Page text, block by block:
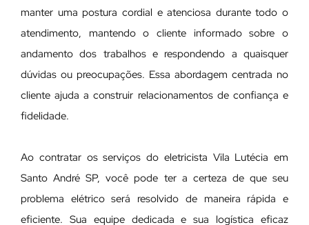
manter uma postura cordial e atenciosa durante todo o
atendimento, mantendo o cliente informado sobre o
andamento dos trabalhos e respondendo a quaisquer
dúvidas ou preocupações. Essa abordagem centrada no
cliente ajuda a construir relacionamentos de confiança e
fidelidade.
Ao contratar os serviços do eletricista Vila Lutécia em
Santo André SP, você pode ter a certeza de que seu
problema elétrico será resolvido de maneira rápida e
eficiente. Sua equipe dedicada e sua logística eficaz